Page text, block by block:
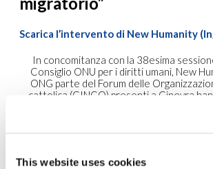
This website uses cookies
Scarica l’intervento di New Humanity
In concomitanza con la 38esima
Consiglio ONU per i diritti umani, New
ONG parte del Forum delle
cattolica (CINGO) presenti a Ginevra
presso il Palazzo delle Nazioni un
internazionale e fenomeno
i diritti umani e la solidarietà